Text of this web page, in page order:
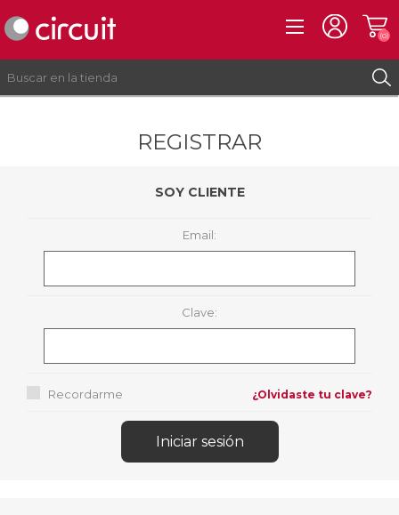
(0)
REGISTRAR
SOY CLIENTE
Email:
Clave:
Recordarme ¿Olvidaste tu clave?